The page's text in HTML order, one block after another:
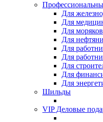
Для
Для
Для моряков
Для
Для
Для
Для
Для
Для
Шильды
VIP Деловые